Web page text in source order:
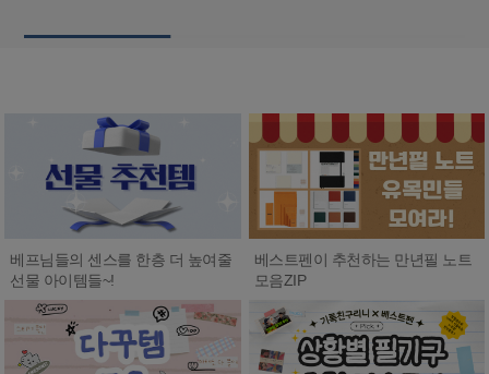
베프님들의 센스를 한층 더 높여줄
선물 아이템들~!
베스트펜이 추천하는 만년필 노트
모음ZIP